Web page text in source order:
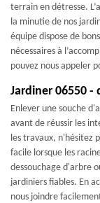
terrain en détresse.
la minutie de nos
équipe dispose de
nécessaires à
pouvez nous appeler
Jardiner 06550 -
Enlever une souche
avant de réussir les
les travaux, n'hésitez
facile lorsque les
dessouchage d'arbre
jardiniers fiables. En
nous joindre